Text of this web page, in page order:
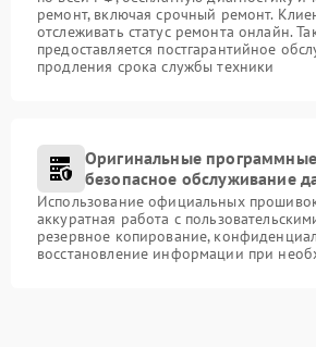
ремонт, включая срочный ремонт.
отслеживать статус ремонта онлайн.
предоставляется постгарантийное
продления срока службы техники
Оригинальные
безопасное обслуживание
Использование официальных
аккуратная работа с
резервное копирование,
восстановление информации при